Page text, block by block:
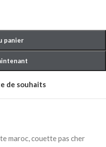
panier
de souhaits
maroc,couette pas cher